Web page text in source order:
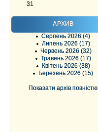
31
АРХИВ
Серпень 2026 (4)
Липень 2026 (17)
Червень 2026 (32)
Травень 2026 (17)
Квітень 2026 (38)
Березень 2026 (15)
Показати архів повністю